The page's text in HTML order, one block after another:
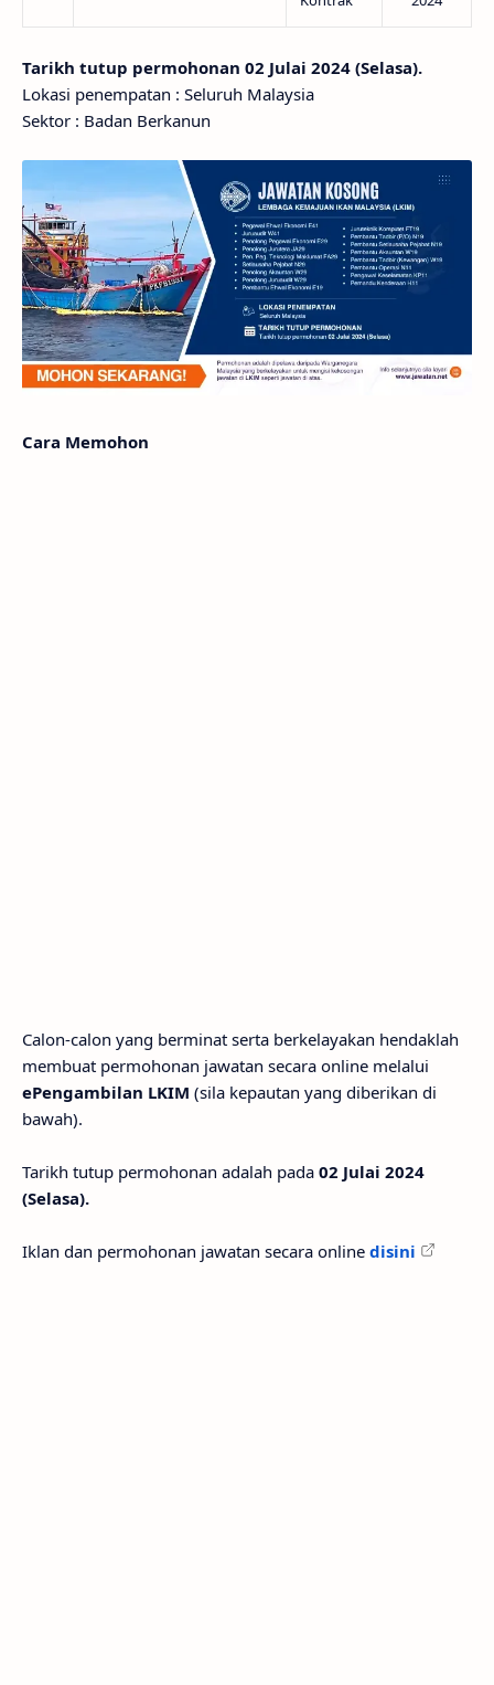
Tarikh tutup permohonan 02 Julai 2024 (Selasa).
Lokasi penempatan : Seluruh Malaysia
Sektor : Badan Berkanun
Cara Memohon
Calon-calon yang berminat serta berkelayakan hendaklah
membuat permohonan jawatan secara online melalui
ePengambilan LKIM (sila kepautan yang diberikan di
bawah).
Tarikh tutup permohonan adalah pada 02 Julai 2024
(Selasa).
Iklan dan permohonan jawatan secara online disini